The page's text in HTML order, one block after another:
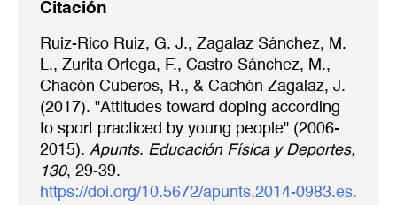
Citación
Ruiz-Rico Ruiz, G. J., Zagalaz Sánchez, M.
L., Zurita Ortega, F., Castro Sánchez, M.,
Chacón Cuberos, R., & Cachón Zagalaz, J.
(2017). "Attitudes toward doping according
to sport practiced by young people" (2006-
2015). Apunts. Educación Física y Deportes,
130, 29-39.
https://doi.org/10.5672/apunts.2014-0983.es.